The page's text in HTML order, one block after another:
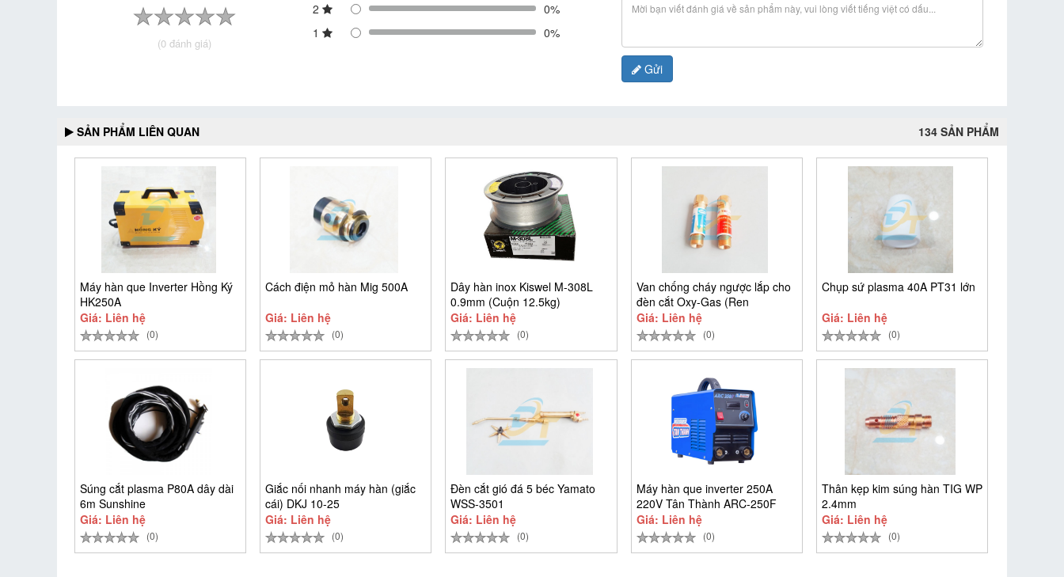
(0 đánh giá)
2
0%
1
0%
Gửi
SẢN PHẨM LIÊN QUAN 134 SẢN PHẨM
Máy hàn que Inverter Hồng Ký
HK250A
Giá: Liên hệ
(0)
Cách điện mỏ hàn Mig 500A
Giá: Liên hệ
(0)
Dây hàn inox Kiswel M-308L
0.9mm (Cuộn 12.5kg)
Giá: Liên hệ
(0)
Van chống cháy ngược lắp cho
đèn cắt Oxy-Gas (Ren
Giá: Liên hệ
(0)
Chụp sứ plasma 40A PT31 lớn
Giá: Liên hệ
(0)
Súng cắt plasma P80A dây dài
6m Sunshine
Giá: Liên hệ
(0)
Giắc nối nhanh máy hàn (giắc
cái) DKJ 10-25
Giá: Liên hệ
(0)
Đèn cắt gió đá 5 béc Yamato
WSS-3501
Giá: Liên hệ
(0)
Máy hàn que inverter 250A
220V Tân Thành ARC-250F
Giá: Liên hệ
(0)
Thân kẹp kim súng hàn TIG WP
2.4mm
Giá: Liên hệ
(0)